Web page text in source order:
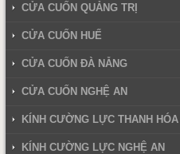
CỬA CUỐN QUẢNG TRỊ
CỬA CUỐN HUẾ
CỬA CUỐN ĐÀ NẴNG
CỬA CUỐN NGHỆ AN
KÍNH CƯỜNG LỰC THANH HÓA
KÍNH CƯỜNG LỰC NGHỆ AN